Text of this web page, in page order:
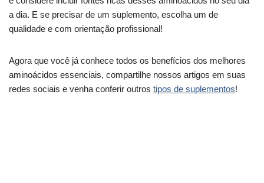
a dia. E se precisar de um suplemento, escolha um de
qualidade e com orientação profissional!
Agora que você já conhece todos os benefícios dos melhores
aminoácidos essenciais, compartilhe nossos artigos em suas
redes sociais e venha conferir outros tipos de suplementos!